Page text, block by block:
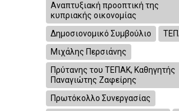
Αναπτυξιακή προοπτική της
κυπριακής οικονομίας
Δημοσιονομικό Συμβούλιο
Μιχάλης Περσιάνης
Πρύτανης του ΤΕΠΑΚ, Καθηγητής
Παναγιώτης Ζαφείρης
Πρωτόκολλο Συνεργασίας